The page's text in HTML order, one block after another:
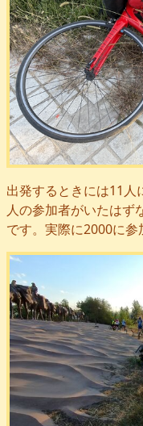
出発するときには11人
人の参加者がいたはず
です。実際に2000に参